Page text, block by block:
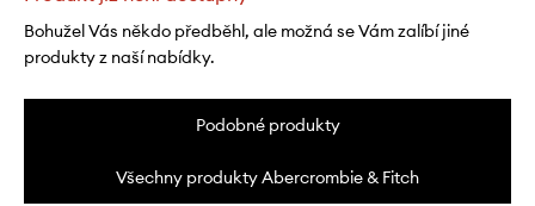
Bohužel Vás někdo předběhl, ale možná se Vám zalíbí jiné
produkty z naší nabídky.
Podobné produkty
Všechny produkty Abercrombie & Fitch